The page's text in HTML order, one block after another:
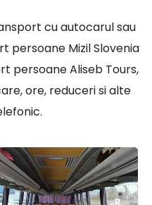
cu autocarul sau
persoane Mizil Slovenia
persoane Aliseb Tours,
ore, reduceri si alte